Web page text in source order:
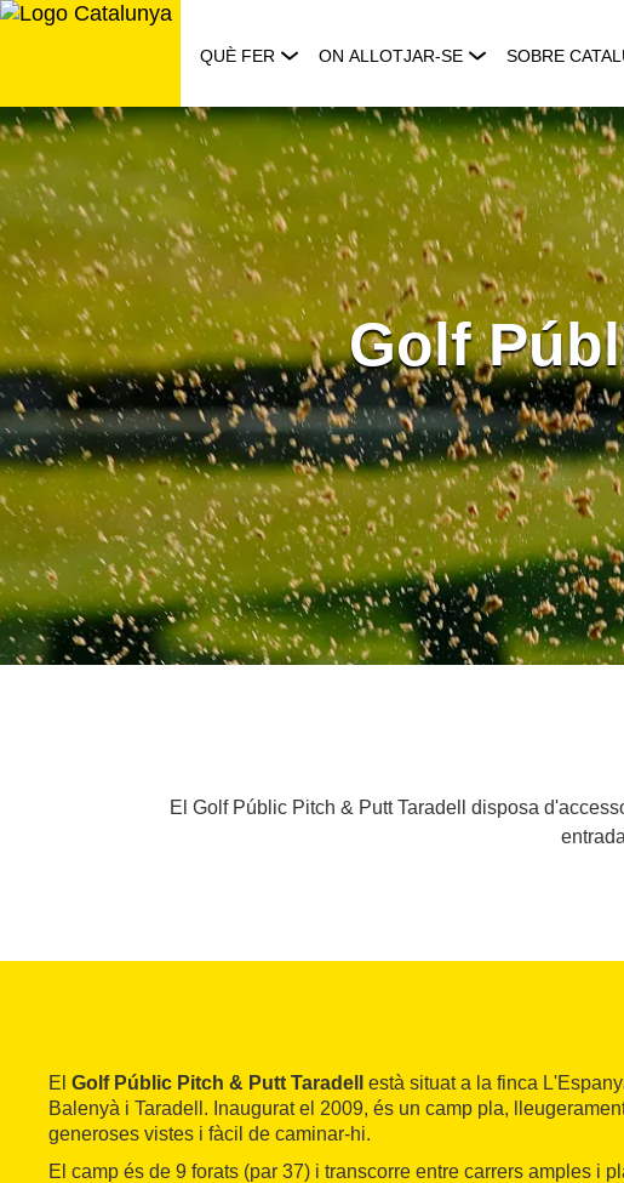
Saltar
QUÈ FER ON ALLOTJAR-SE SOBRE
Golf
El Golf Públic Pitch & Putt Taradell disposa
El Golf Públic Pitch & Putt Taradell
està situat a la finca
Balenyà i Taradell. Inaugurat el 2009, és un camp pla,
generoses vistes i fàcil de caminar-hi.
El camp és de 9 forats (par 37) i transcorre entre carrers amples i